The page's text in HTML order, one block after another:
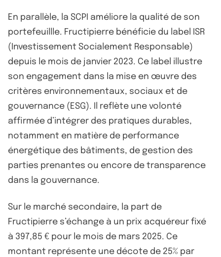
En parallèle, la SCPI améliore la qualité de son
portefeuillle. Fructipierre bénéficie du label ISR
(Investissement Socialement Responsable)
depuis le mois de janvier 2023. Ce label illustre
son engagement dans la mise en œuvre des
critères environnementaux, sociaux et de
gouvernance (ESG). Il reflète une volonté
affirmée d’intégrer des pratiques durables,
notamment en matière de performance
énergétique des bâtiments, de gestion des
parties prenantes ou encore de transparence
dans la gouvernance.
Sur le marché secondaire, la part de
Fructipierre s’échange à un prix acquéreur fixé
à 397,85 € pour le mois de mars 2025. Ce
montant représente une décote de 25% par